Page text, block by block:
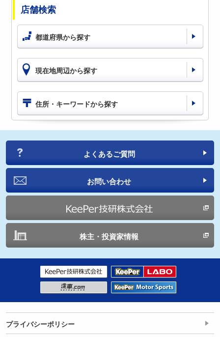
店舗検索
都道府県から探す
現在地周辺から探す
住所・キーワードから探す
よくあるご質問
お問い合わせ
株主・投資家情報
プライバシーポリシー